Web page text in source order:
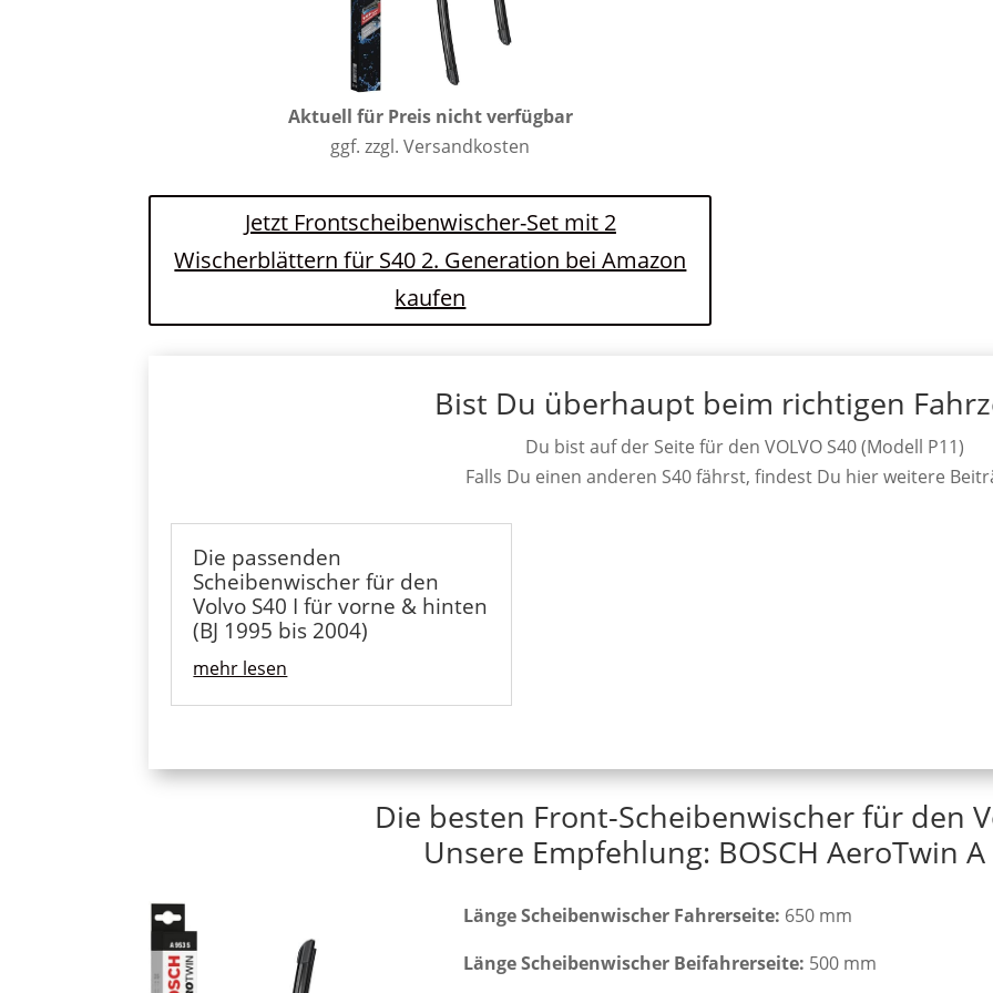
Aktuell für Preis nicht verfügbar
ggf. zzgl. Versandkosten
Jetzt Frontscheibenwischer-Set mit 2
Wischerblättern für S40 2. Generation bei Amazon
kaufen
Bist Du überhaupt beim richtigen
Du bist auf der Seite für den VOLVO S40 (Modell P11)
Falls Du einen anderen S40 fährst, findest Du hier weitere
Die passenden
Scheibenwischer für den
Volvo S40 I für vorne & hinten
(BJ 1995 bis 2004)
mehr lesen
Die besten Front-Scheibenwischer für den
Unsere Empfehlung: BOSCH AeroTwin A
Länge Scheibenwischer Fahrerseite: 650 mm
Länge Scheibenwischer Beifahrerseite: 500 mm